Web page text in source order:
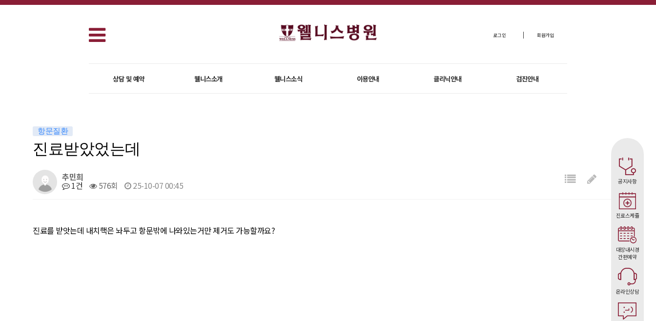
로그인 회원가입
상담 및 예약 웰니스소개 웰니스소식 이용안내 클리닉안내 검진안내
항문질환
진료받았었는데
추민희
1건 576회 25-10-07 00:45
진료를 받앗는데 내치핵은 놔두고 항문밖에 나와있는거만 제거도 가능할까요?
공지사항
진료스케쥴
대장내시경
간편예약
온라인상담